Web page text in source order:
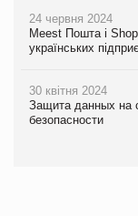
24 червня 2024
Meest Пошта і
українських
30 квітня 2024
Защита данных на
безопасности